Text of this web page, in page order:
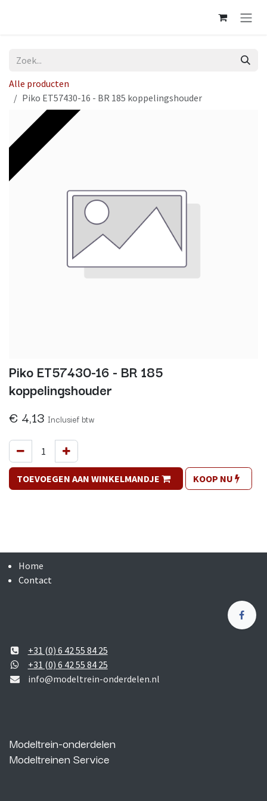
Alle producten
Piko ET57430-16 - BR 185 koppelingshouder
Op voorraad
Piko ET57430-16 - BR 185
koppelingshouder
€ 4,13 Inclusief btw
TOEVOEGEN AAN WINKELMANDJE KOOP NU
Home
Contact
+31 (0) 6 42 55 84 25
+31 (0) 6 42 55 84 25
info@modeltrein-onderdelen.nl
Modeltrein-onderdelen
Modeltreinen Service